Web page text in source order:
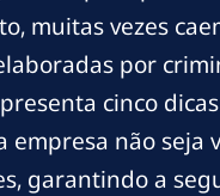
muitas vezes
por
cinco
empresa não seja
garantindo a